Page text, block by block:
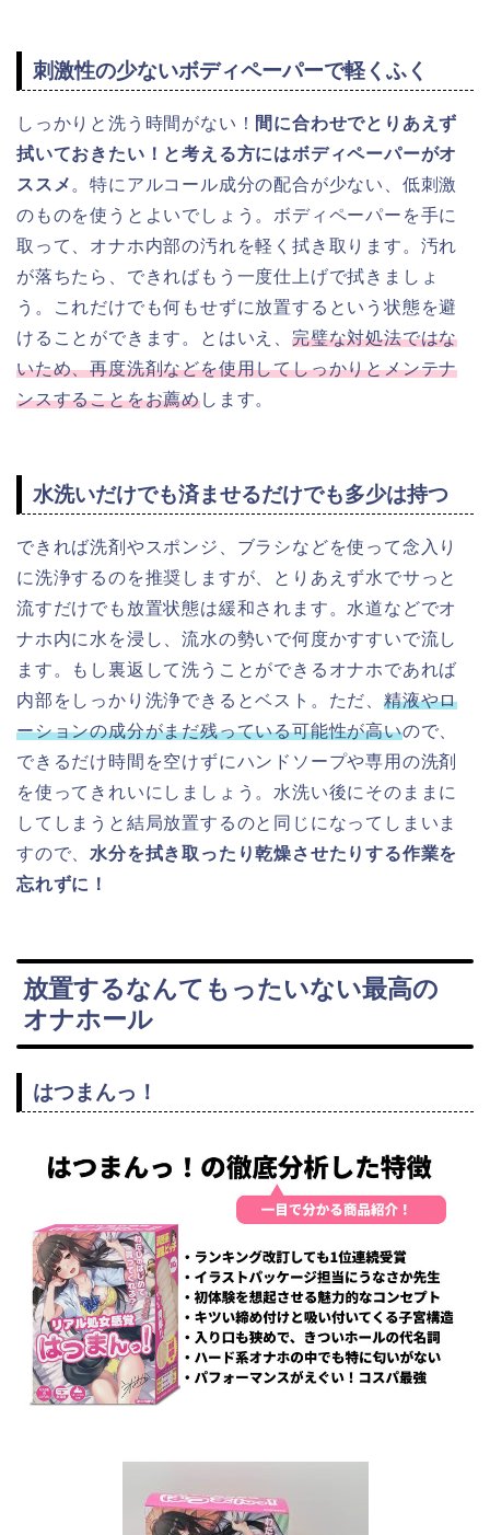
刺激性の少ないボディペーパーで軽くふく
しっかりと洗う時間がない！ 間に合わせでとりあえず
拭いておきたい！と考える方にはボディペーパーがオ
ススメ 。特にアルコール成分の配合が少ない、低刺激
のものを使うとよいでしょう。ボディペーパーを手に
取って、オナホ内部の汚れを軽く拭き取ります。汚れ
が落ちたら、できればもう一度仕上げで拭きましょ
う。これだけでも何もせずに放置するという状態を避
けることができます。とはいえ、完璧な対処法ではな
いため、再度洗剤などを使用してしっかりとメンテナ
ンスすることをお薦めします。
水洗いだけでも済ませるだけでも多少は持つ
できれば洗剤やスポンジ、ブラシなどを使って念入り
に洗浄するのを推奨しますが、とりあえず水でサっと
流すだけでも放置状態は緩和されます。水道などでオ
ナホ内に水を浸し、流水の勢いで何度かすすいで流し
ます。もし裏返して洗うことができるオナホであれば
内部をしっかり洗浄できるとベスト。ただ、 精液やロ
ーションの成分がまだ残っている可能性が高いので、
できるだけ時間を空けずにハンドソープや専用の洗剤
を使ってきれいにしましょう。水洗い後にそのままに
してしまうと結局放置するのと同じになってしまいま
すので、 水分を拭き取ったり乾燥させたりする作業を
忘れずに！
放置するなんてもったいない最高の
オナホール
はつまんっ！